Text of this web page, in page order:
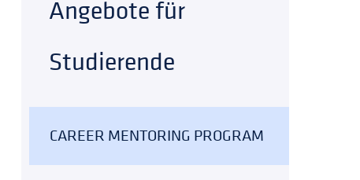
Angebote für
Studierende
CAREER MENTORING PROGRAM